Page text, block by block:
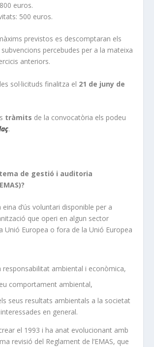
euros.
500 euros.
previstos es descomptaran els
percebudes per a la mateixa
anteriors.
sol·licituds finalitza el 21 de juny de
tràmits de la convocatòria els podeu
.
de gestió i auditoria
eina d’ús voluntari disponible per a
que operi en algun sector
Unió Europea o fora de la Unió Europea
responsabilitat ambiental i econòmica,
comportament ambiental,
seus resultats ambientals a la societat
en general.
crear el 1993 i ha anat evolucionant amb
revisió del Reglament de l’EMAS, que